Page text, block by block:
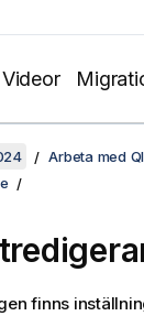
Videor
Arbeta med
finns